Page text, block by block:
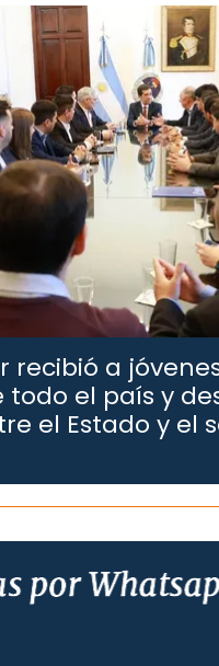
recibió a
todo el país y
el Estado y el